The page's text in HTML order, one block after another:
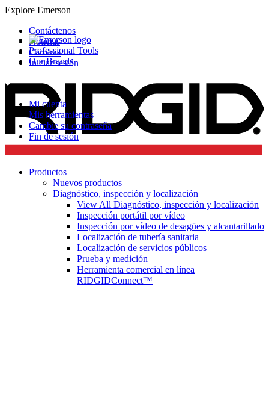
Explore Emerson
Professional Tools
Our Brands
Contáctenos
Noticias
Carreras
Iniciar sesión
Mi cuenta
Mis herramientas
Cambie su contraseña
Fin de sesión
Productos
Nuevos productos
Diagnóstico, inspección y localización
View All Diagnóstico, inspección y localización
Inspección portátil por vídeo
Inspección por vídeo de desagües y alcantarillado
Localización de tubería sanitaria
Localización de servicios públicos
Prueba y medición
Herramienta comercial en línea
RIDGIDConnect™